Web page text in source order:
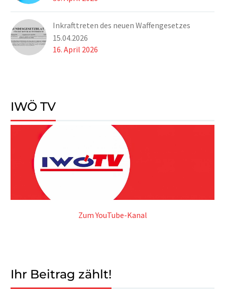
Inkrafttreten des neuen Waffengesetzes
15.04.2026
16. April 2026
IWÖ TV
Zum YouTube-Kanal
Ihr Beitrag zählt!